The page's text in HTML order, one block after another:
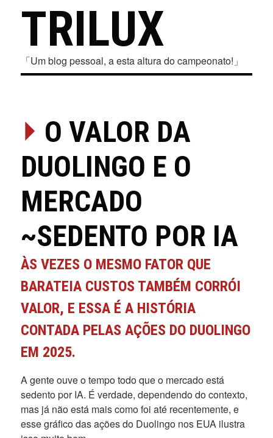
TRILUX
「Um blog pessoal, a esta altura do campeonato!」
⏵ O VALOR DA
DUOLINGO E O
MERCADO
~SEDENTO POR IA
ÀS VEZES O MESMO FATOR QUE
BARATEIA CUSTOS TAMBÉM CORRÓI
VALOR, E ESSA É A HISTÓRIA
CONTADA PELAS AÇÕES DO DUOLINGO
EM 2025.
A gente ouve o tempo todo que o mercado está
sedento por IA. É verdade, dependendo do contexto,
mas já não está mais como foi até recentemente, e
esse gráfico das ações do Duolingo nos EUA ilustra